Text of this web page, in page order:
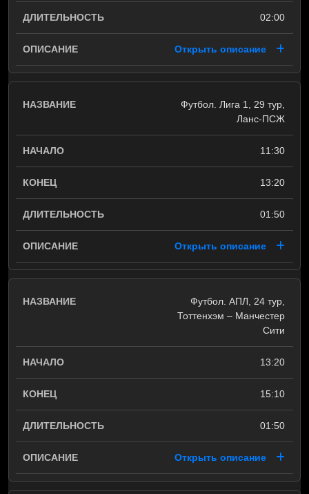
02:00
Открыть описание
Футбол. Лига 1, 29 тур,
Ланс-ПСЖ
11:30
13:20
01:50
Открыть описание
Футбол. АПЛ, 24 тур,
Тоттенхэм – Манчестер
Сити
13:20
15:10
01:50
Открыть описание